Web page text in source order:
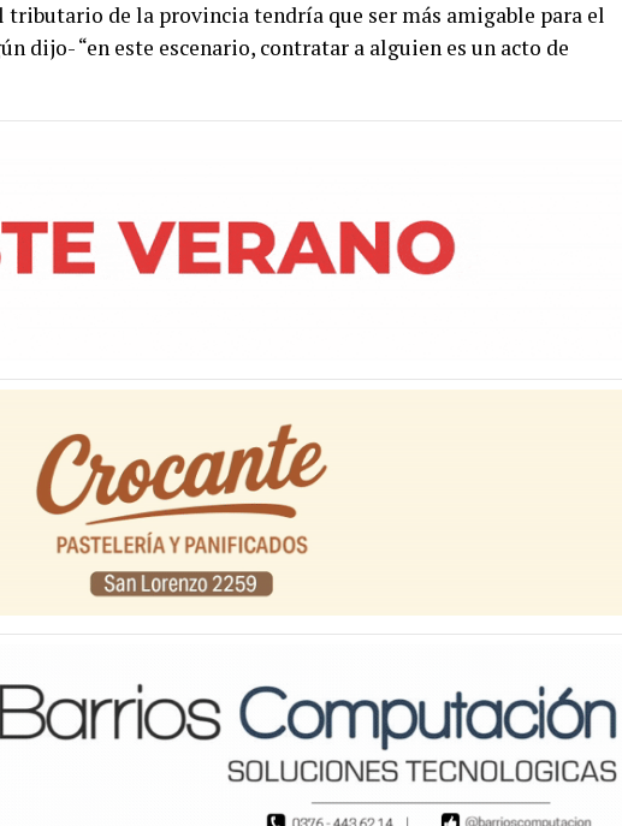
tributario de la provincia tendría que ser más amigable para el
dijo- “en este escenario, contratar a alguien es un acto de